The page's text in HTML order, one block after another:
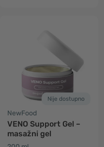
Nije dostupno
NewFood
VENO Support Gel –
masažni gel